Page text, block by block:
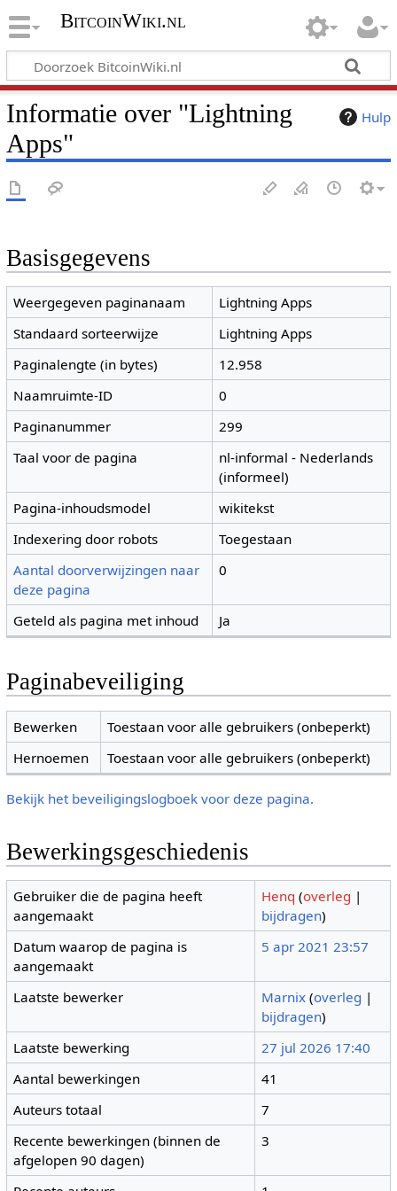
BitcoinWiki.nl
Hulp
Informatie over "Lightning
Apps"
Basisgegevens
Weergegeven paginanaam
Lightning Apps
Standaard sorteerwijze
Lightning Apps
Paginalengte (in bytes)
12.958
Naamruimte-ID
0
Paginanummer
299
Taal voor de pagina
nl-informal - Nederlands
(informeel)
Pagina-inhoudsmodel
wikitekst
Indexering door robots
Toegestaan
Aantal doorverwijzingen naar
deze pagina
0
Geteld als pagina met inhoud Ja
Paginabeveiliging
Bewerken
Toestaan voor alle gebruikers (onbeperkt)
Hernoemen
Toestaan voor alle gebruikers (onbeperkt)
Bekijk het beveiligingslogboek voor deze pagina.
Bewerkingsgeschiedenis
Gebruiker die de pagina heeft
aangemaakt
Henq (overleg |
bijdragen)
Datum waarop de pagina is
aangemaakt
5 apr 2021 23:57
Laatste bewerker Marnix (overleg |
bijdragen)
Laatste bewerking
27 jul 2026 17:40
Aantal bewerkingen
41
Auteurs totaal
7
Recente bewerkingen (binnen de
afgelopen 90 dagen)
3